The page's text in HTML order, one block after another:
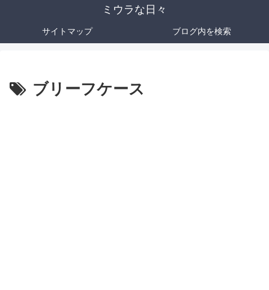
ミウラな日々
サイトマップ ブログ内を検索
ブリーフケース